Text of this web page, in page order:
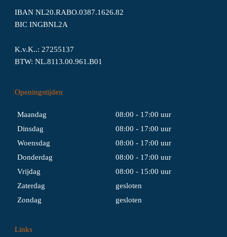
IBAN NL20.RABO.0387.1626.82
BIC INGBNL2A
K.v.K..: 27255137
BTW: NL.8113.00.961.B01
Openingstijden
Maandag
08:00 - 17:00 uur
Dinsdag
08:00 - 17:00 uur
Woensdag
08:00 - 17:00 uur
Donderdag
08:00 - 17:00 uur
Vrijdag
08:00 - 15:00 uur
Zaterdag
gesloten
Zondag
gesloten
Links